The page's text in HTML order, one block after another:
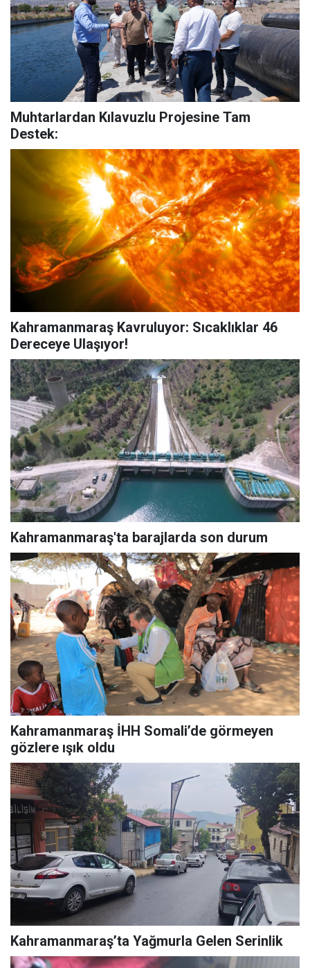
Muhtarlardan Kılavuzlu Projesine Tam
Destek:
Kahramanmaraş Kavruluyor: Sıcaklıklar 46
Dereceye Ulaşıyor!
Kahramanmaraş'ta barajlarda son durum
Kahramanmaraş İHH Somali’de görmeyen
gözlere ışık oldu
Kahramanmaraş’ta Yağmurla Gelen Serinlik